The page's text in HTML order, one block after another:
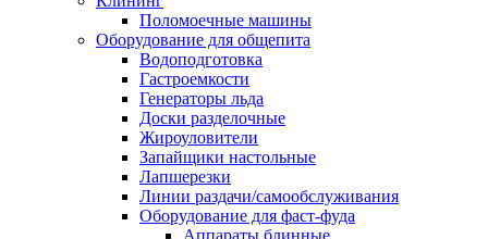
Поломоечные машины
Оборудование для общепита
Водоподготовка
Гастроемкости
Генераторы льда
Доски разделочные
Жироуловители
Запайщики настольные
Лапшерезки
Линии раздачи/самообслуживания
Оборудование для фаст-фуда
Аппараты блинные